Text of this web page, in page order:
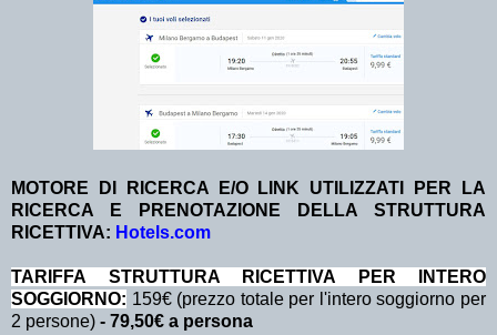
MOTORE DI RICERCA E/O LINK UTILIZZATI PER LA
RICERCA E PRENOTAZIONE DELLA STRUTTURA
RICETTIVA: Hotels.com
TA RIFFA STRUTTURA RICETTIVA PER INTERO
SOGGIORNO: 159€ (prezzo totale per l'intero soggiorno per
2 persone) - 79,50€ a persona